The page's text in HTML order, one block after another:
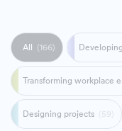
All (166)
Transforming workplace
Designing projects